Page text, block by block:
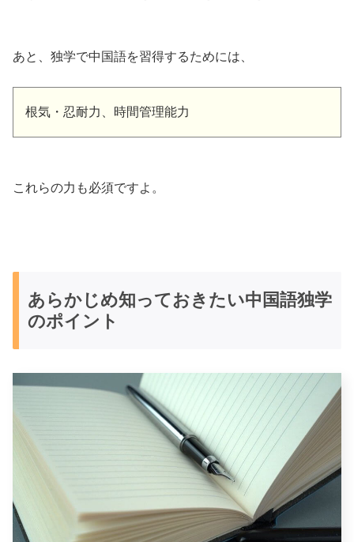
あと、独学で中国語を習得するためには、
根気・忍耐力、時間管理能力
これらの力も必須ですよ。
あらかじめ知っておきたい中国語独学
のポイント